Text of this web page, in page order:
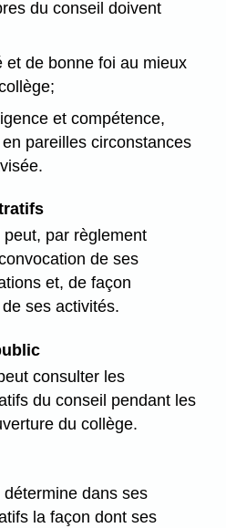
du conseil doivent
et de bonne foi au mieux
et compétence,
pareilles circonstances
peut, par règlement
de ses
et, de façon
ses activités.
consulter les
du conseil pendant les
du collège.
détermine dans ses
la façon dont ses